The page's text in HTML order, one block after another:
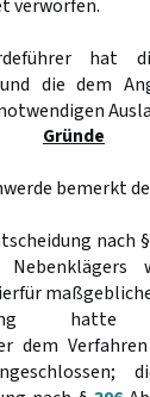
verworfen.
hat
die dem
Gründe
bemerkt
nach
dem